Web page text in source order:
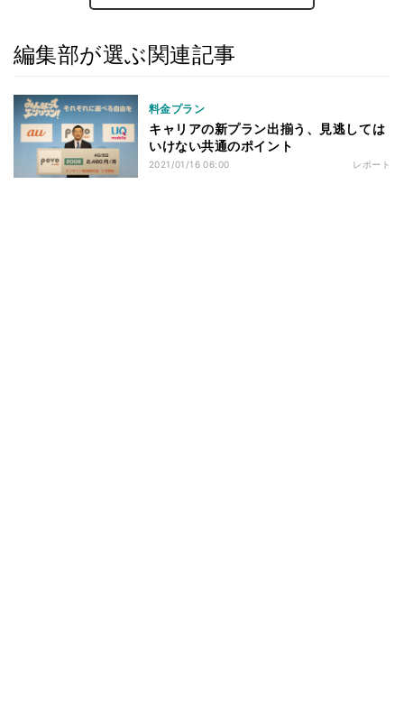
編集部が選ぶ関連記事
料金プラン
キャリアの新プラン出揃う、見逃しては
いけない共通のポイント
2021/01/16 06:00 レポート